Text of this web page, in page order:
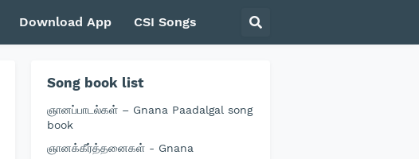
Download App CSI Songs
Song book list
ஞானப்பாடல்கள் – Gnana Paadalgal song
book
ஞானக்கீர்த்தனைகள் - Gnana